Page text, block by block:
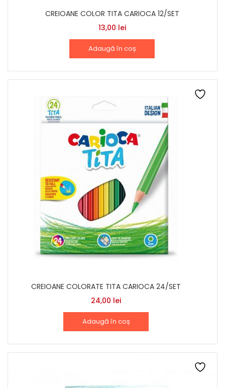
CREIOANE COLOR TITA CARIOCA 12/SET
13,00 lei
Adaugă în coș
CREIOANE COLORATE TITA CARIOCA 24/SET
24,00 lei
Adaugă în coș